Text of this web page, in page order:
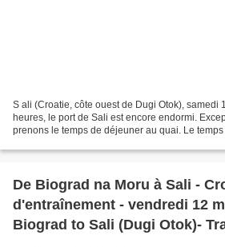
S ali (Croatie, côte ouest de Dugi Otok), samedi
heures, le port de Sali est encore endormi.
prenons le temps de déjeuner au quai. Le temps
De Biograd na Moru à Sali -
d'entraînement - vendredi 12
Biograd to Sali (Dugi Otok)-